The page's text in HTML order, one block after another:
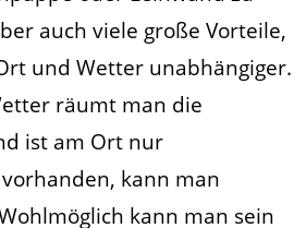
auch viele große Vorteile,
und Wetter unabhängiger.
räumt man die
ist am Ort nur
kann man
kann man sein